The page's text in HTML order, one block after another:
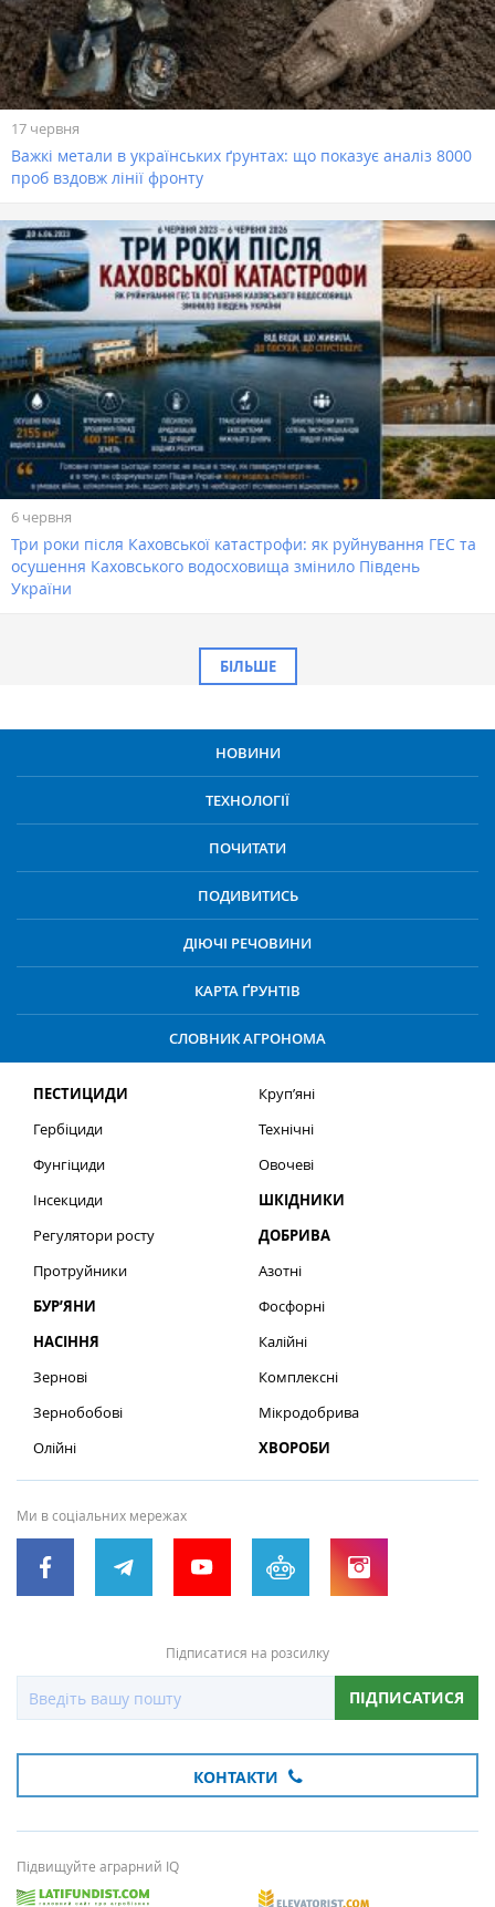
17 червня
Важкі метали в українських ґрунтах: що показує аналіз 8000
проб вздовж лінії фронту
6 червня
Три роки після Каховської катастрофи: як руйнування ГЕС та
осушення Каховського водосховища змінило Південь
України
БІЛЬШЕ
НОВИНИ
ТЕХНОЛОГІЇ
ПОЧИТАТИ
ПОДИВИТИСЬ
ДІЮЧІ РЕЧОВИНИ
КАРТА ҐРУНТІВ
СЛОВНИК АГРОНОМА
ПЕСТИЦИДИ
Гербіциди
Фунгіциди
Інсекциди
Регулятори росту
Протруйники
БУР’ЯНИ
НАСІННЯ
Зернові
Зернобобові
Олійні
Круп’яні
Технічні
Овочеві
ШКІДНИКИ
ДОБРИВА
Азотні
Фосфорні
Калійні
Комплексні
Мікродобрива
ХВОРОБИ
Ми в соціальних мережах
Підписатися на розсилку
ПІДПИСАТИСЯ
КОНТАКТИ
Підвищуйте аграрний IQ